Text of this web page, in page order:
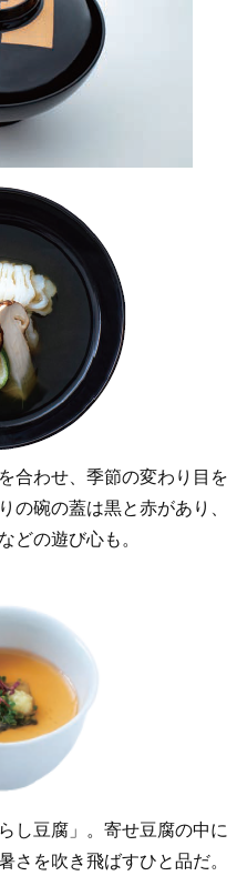
合わせ、季節の変わり目を
の碗の蓋は黒と赤があり、
どの遊び心も。
し豆腐」。寄せ豆腐の中に
さを吹き飛ばすひと品だ。